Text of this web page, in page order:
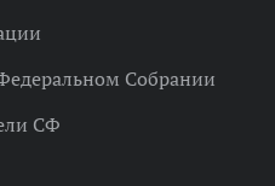
Собрании
СФ